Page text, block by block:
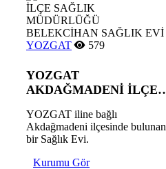
YOZGAT 579
YOZGAT
AKDAĞMADENİ İLÇE
BELEKCİHAN SAĞLIK
EVİ
YOZGAT iline bağlı
Akdağmadeni ilçesinde bulunan
bir Sağlık Evi.
Kurumu Gör